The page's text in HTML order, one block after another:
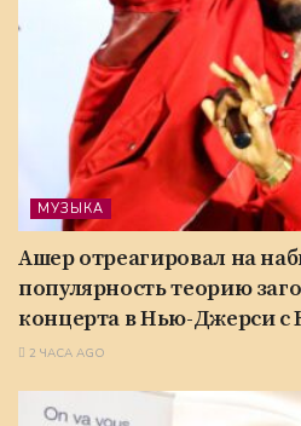
МУЗЫКА
Ашер отреагировал на
популярность теорию
концерта в Нью-Джерси с
2 ЧАСА AGO